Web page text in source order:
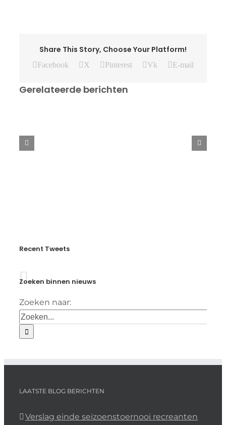
Share This Story, Choose Your Platform!
Facebook X Pinterest Vk E-mail
Gerelateerde berichten
Recent Tweets
Zoeken binnen nieuws
Zoeken naar:
LAATSTE BLOG BERICHTEN
Verslag einde seizoenstoernooi recreanten